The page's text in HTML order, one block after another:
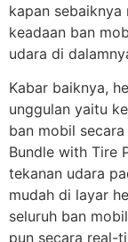
kapan sebaiknya
keadaan ban
udara di
Kabar baiknya,
unggulan yaitu
ban mobil
Bundle with Tire
tekanan udara
mudah di layar
seluruh ban
pun secara real-